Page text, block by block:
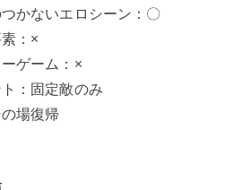
かないエロシーン：〇
：×
ゲーム：×
：固定敵のみ
場復帰